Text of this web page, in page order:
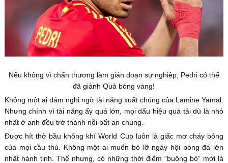
Nếu không vì chấn thương làm gián đoạn sự nghiệp, Pedri có thể
đã giành Quả bóng vàng!
Không một ai dám nghi ngờ tài năng xuất chúng của Lamine Yamal.
Nhưng chính vì tài năng ấy quá lớn, mọi dấu hiệu quá tải dù là nhỏ
nhất ở anh đều trở thành nỗi bất an chung.
Được hít thở bầu không khí World Cup luôn là giấc mơ cháy bỏng
của mọi cầu thủ. Không một ai muốn bỏ lỡ ngày hội bóng đá lớn
nhất hành tinh. Thế nhưng, có những thời điểm “buông bỏ” mới là